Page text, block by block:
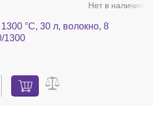
Нет в наличии
°С, 30 л, волокно, 8
1300